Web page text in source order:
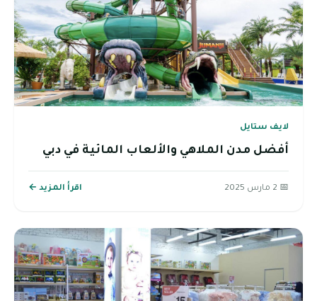
لايف ستايل
أفضل مدن الملاهي والألعاب المائية في دبي
📅 2 مارس 2025 اقرأ المزيد ←